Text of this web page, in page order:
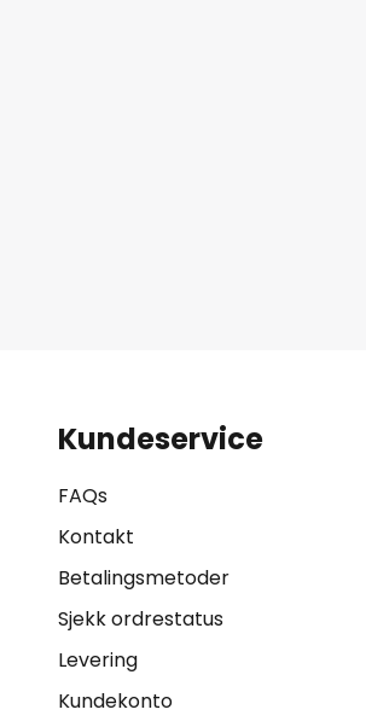
Kundeservice
FAQs
Kontakt
Betalingsmetoder
Sjekk ordrestatus
Levering
Kundekonto